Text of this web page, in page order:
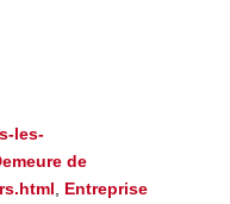
les-
de
Entreprise